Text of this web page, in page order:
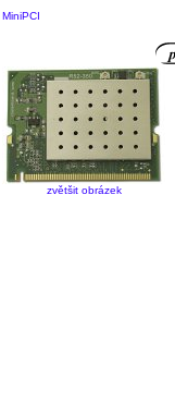
MiniPCI
zvětšit obrázek